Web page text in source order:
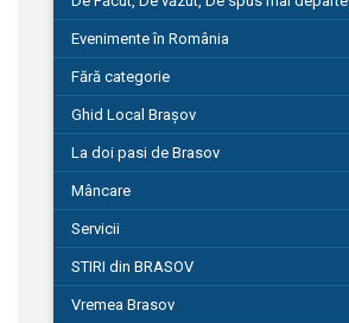
Evenimente în România
Fără categorie
Ghid Local Brașov
La doi pasi de Brasov
Mâncare
Servicii
STIRI din BRASOV
Vremea Brasov